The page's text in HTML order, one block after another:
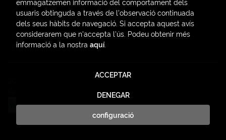
C/ Amadeo de Saboya, 4
(+34) 963828968
latendauv@fundacio.es
Formulari de contacte
. Tots els Drets Reservats |
usuaris obtinguda a través de l'observació continuada
dels seus hàbits de navegació. Si accepta aquest avís
considerarem que n'accepta l'ús. Podeu obtenir més
informació a la nostra aquí.
configuració
DENEGAR
ACCEPTAR